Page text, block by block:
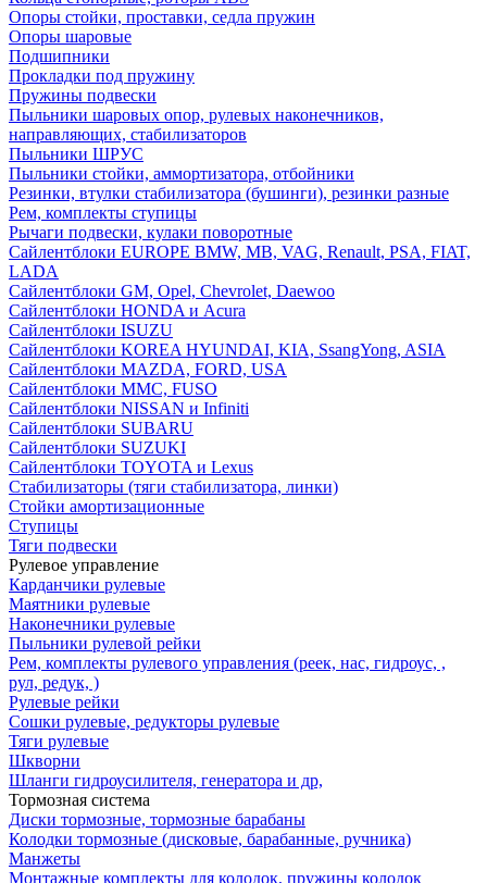
Опоры стойки, проставки, седла пружин
Опоры шаровые
Подшипники
Прокладки под пружину
Пружины подвески
Пыльники шаровых опор, рулевых наконечников,
направляющих, стабилизаторов
Пыльники ШРУС
Пыльники стойки, аммортизатора, отбойники
Резинки, втулки стабилизатора (бушинги), резинки разные
Рем, комплекты ступицы
Рычаги подвески, кулаки поворотные
Сайлентблоки EUROPE BMW, MB, VAG, Renault, PSA, FIAT,
LADA
Сайлентблоки GM, Opel, Chevrolet, Daewoo
Сайлентблоки HONDA и Acura
Сайлентблоки ISUZU
Сайлентблоки KOREA HYUNDAI, KIA, SsangYong, ASIA
Сайлентблоки MAZDA, FORD, USA
Сайлентблоки MMC, FUSO
Сайлентблоки NISSAN и Infiniti
Сайлентблоки SUBARU
Сайлентблоки SUZUKI
Сайлентблоки TOYOTA и Lexus
Стабилизаторы (тяги стабилизатора, линки)
Стойки амортизационные
Ступицы
Тяги подвески
Рулевое управление
Карданчики рулевые
Маятники рулевые
Наконечники рулевые
Пыльники рулевой рейки
Рем, комплекты рулевого управления (реек, нас, гидроус, ,
рул, редук, )
Рулевые рейки
Сошки рулевые, редукторы рулевые
Тяги рулевые
Шкворни
Шланги гидроусилителя, генератора и др,
Тормозная система
Диски тормозные, тормозные барабаны
Колодки тормозные (дисковые, барабанные, ручника)
Манжеты
Монтажные комплекты для колодок, пружины колодок